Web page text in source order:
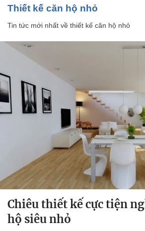
thiết kế căn hộ nhỏ
Tin tức mới nhất về thiết kế căn hộ nhỏ
Chiêu thiết kế cực tiện
hộ siêu nhỏ